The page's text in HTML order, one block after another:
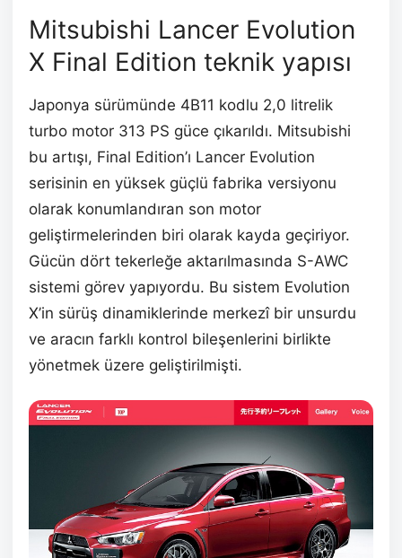
Mitsubishi Lancer Evolution
X Final Edition teknik yapısı
Japonya sürümünde 4B11 kodlu 2,0 litrelik
turbo motor 313 PS güce çıkarıldı. Mitsubishi
bu artışı, Final Edition’ı Lancer Evolution
serisinin en yüksek güçlü fabrika versiyonu
olarak konumlandıran son motor
geliştirmelerinden biri olarak kayda geçiriyor.
Gücün dört tekerleğe aktarılmasında S-AWC
sistemi görev yapıyordu. Bu sistem Evolution
X’in sürüş dinamiklerinde merkezî bir unsurdu
ve aracın farklı kontrol bileşenlerini birlikte
yönetmek üzere geliştirilmişti.